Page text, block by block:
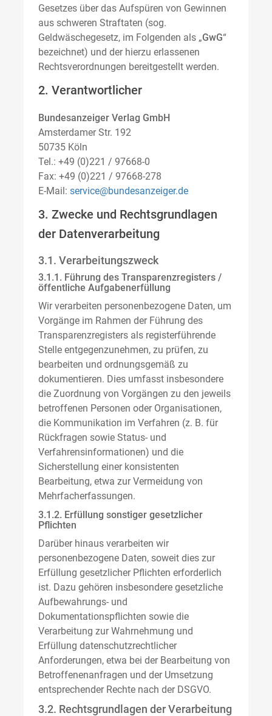
Gesetzes über das Aufspüren von Gewinnen
aus schweren Straftaten (sog.
Geldwäschegesetz, im Folgenden als „GwG“
bezeichnet) und der hierzu erlassenen
Rechtsverordnungen bereitgestellt werden.
2. Verantwortlicher
Bundesanzeiger Verlag GmbH
Amsterdamer Str. 192
50735 Köln
Tel.: +49 (0)221 / 97668-0
Fax: +49 (0)221 / 97668-278
E-Mail: service@bundesanzeiger.de
3. Zwecke und Rechtsgrundlagen
der Datenverarbeitung
3.1. Verarbeitungszweck
3.1.1. Führung des Transparenzregisters /
öffentliche Aufgabenerfüllung
Wir verarbeiten personenbezogene Daten, um
Vorgänge im Rahmen der Führung des
Transparenzregisters als registerführende
Stelle entgegenzunehmen, zu prüfen, zu
bearbeiten und ordnungsgemäß zu
dokumentieren. Dies umfasst insbesondere
die Zuordnung von Vorgängen zu den jeweils
betroffenen Personen oder Organisationen,
die Kommunikation im Verfahren (z. B. für
Rückfragen sowie Status- und
Verfahrensinformationen) und die
Sicherstellung einer konsistenten
Bearbeitung, etwa zur Vermeidung von
Mehrfacherfassungen.
3.1.2. Erfüllung sonstiger gesetzlicher
Pflichten
Darüber hinaus verarbeiten wir
personenbezogene Daten, soweit dies zur
Erfüllung gesetzlicher Pflichten erforderlich
ist. Dazu gehören insbesondere gesetzliche
Aufbewahrungs- und
Dokumentationspflichten sowie die
Verarbeitung zur Wahrnehmung und
Erfüllung datenschutzrechtlicher
Anforderungen, etwa bei der Bearbeitung von
Betroffenenanfragen und der Umsetzung
entsprechender Rechte nach der DSGVO.
3.2. Rechtsgrundlagen der Verarbeitung